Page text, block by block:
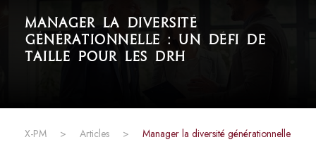
Manager la diversité
générationnelle : un défi de
taille pour les DRH
X-PM > Articles >
Manager la diversité générationnelle